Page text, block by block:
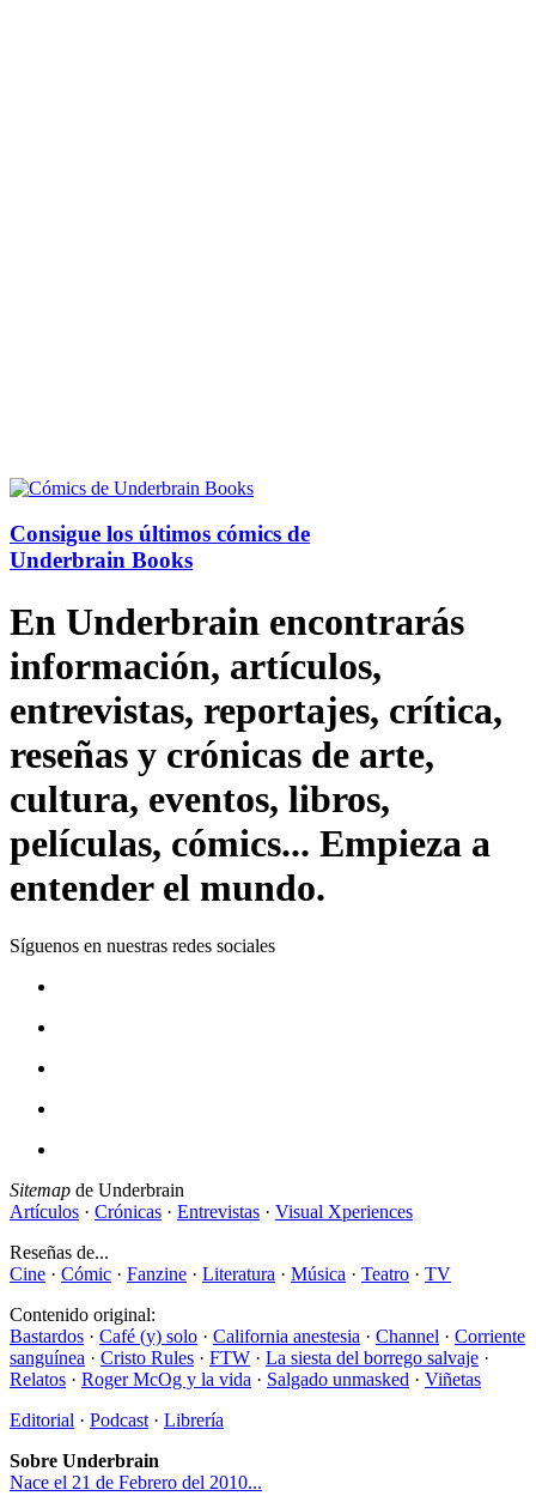
Consigue los últimos cómics de
Underbrain Books
En Underbrain encontrarás
información, artículos,
entrevistas, reportajes, crítica,
reseñas y crónicas de arte,
cultura, eventos, libros,
películas, cómics... Empieza a
entender el mundo.
Síguenos en nuestras redes sociales
Sitemap de Underbrain
Artículos · Crónicas · Entrevistas · Visual Xperiences
Reseñas de...
Cine · Cómic · Fanzine · Literatura · Música · Teatro · TV
Contenido original:
Bastardos · Café (y) solo · California anestesia · Channel · Corriente
sanguínea · Cristo Rules · FTW · La siesta del borrego salvaje ·
Relatos · Roger McOg y la vida · Salgado unmasked · Viñetas
Editorial · Podcast · Librería
Sobre Underbrain
Nace el 21 de Febrero del 2010...